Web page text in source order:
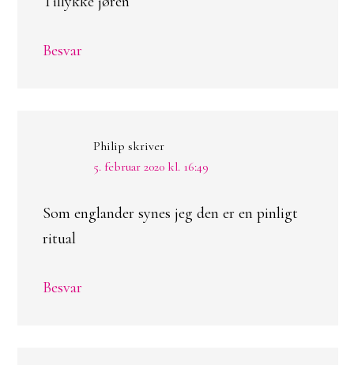
Besvar
Philip skriver
5. februar 2020 kl. 16:49
Som englander synes jeg den er en pinligt
ritual
Besvar